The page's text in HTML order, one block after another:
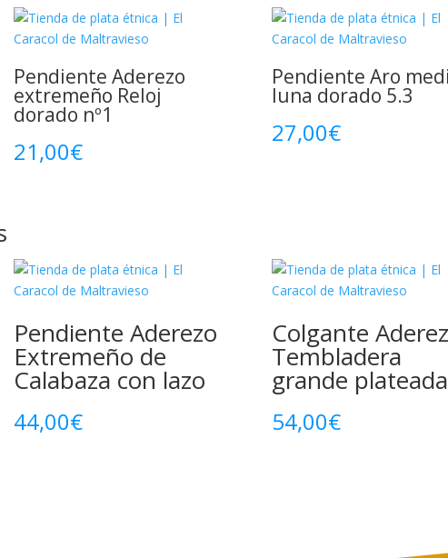
Pendiente Aderezo
extremeño Reloj
dorado nº1
21,00€
Pendiente Aro
luna dorado 5.3
27,00€
Pendiente Aderezo
Extremeño de
Calabaza con lazo
44,00€
Colgante
Tembladera
grande plateada
54,00€